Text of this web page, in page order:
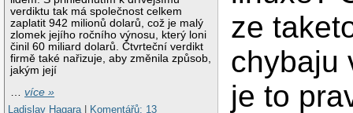
verdiktu tak má společnost celkem
zaplatit 942 milionů dolarů, což je malý
zlomek jejího ročního výnosu, který loni
činil 60 miliard dolarů. Čtvrteční verdikt
firmě také nařizuje, aby změnila způsob,
jakým její
…více »
Ladislav Hagara
Komentářů: 13
ze
chybaju
je to